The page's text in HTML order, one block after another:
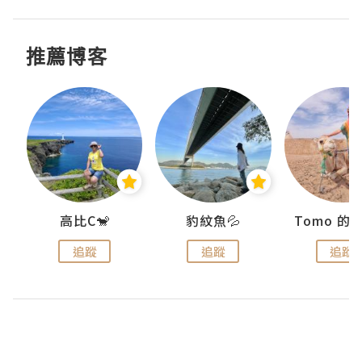
推薦博客
高比C🐒
追蹤
豹紋魚💦
追蹤 追蹤